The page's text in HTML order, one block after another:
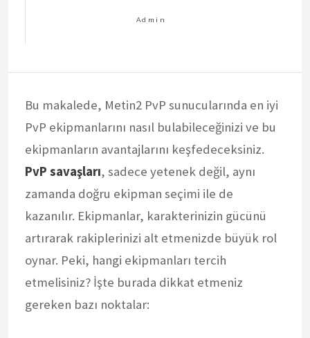
Bu makalede, Metin2 PvP sunucularında en iyi
PvP ekipmanlarını nasıl bulabileceğinizi ve bu
ekipmanların avantajlarını keşfedeceksiniz.
PvP savaşları, sadece yetenek değil, aynı
zamanda doğru ekipman seçimi ile de
kazanılır. Ekipmanlar, karakterinizin gücünü
artırarak rakiplerinizi alt etmenizde büyük rol
oynar. Peki, hangi ekipmanları tercih
etmelisiniz? İşte burada dikkat etmeniz
gereken bazı noktalar: